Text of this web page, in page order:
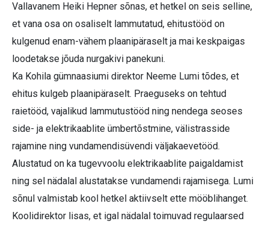
Vallavanem Heiki Hepner sõnas, et hetkel on seis selline,
et vana osa on osaliselt lammutatud, ehitustööd on
kulgenud enam-vähem plaanipäraselt ja mai keskpaigas
loodetakse jõuda nurgakivi panekuni.
Ka Kohila gümnaasiumi direktor Neeme Lumi tõdes, et
ehitus kulgeb plaanipäraselt. Praeguseks on tehtud
raietööd, vajalikud lammutustööd ning nendega seoses
side- ja elektrikaablite ümbertõstmine, välistrasside
rajamine ning vundamendisüvendi väljakaevetööd.
Alustatud on ka tugevvoolu elektrikaablite paigaldamist
ning sel nädalal alustatakse vundamendi rajamisega. Lumi
sõnul valmistab kool hetkel aktiivselt ette mööblihanget.
Koolidirektor lisas, et igal nädalal toimuvad regulaarsed